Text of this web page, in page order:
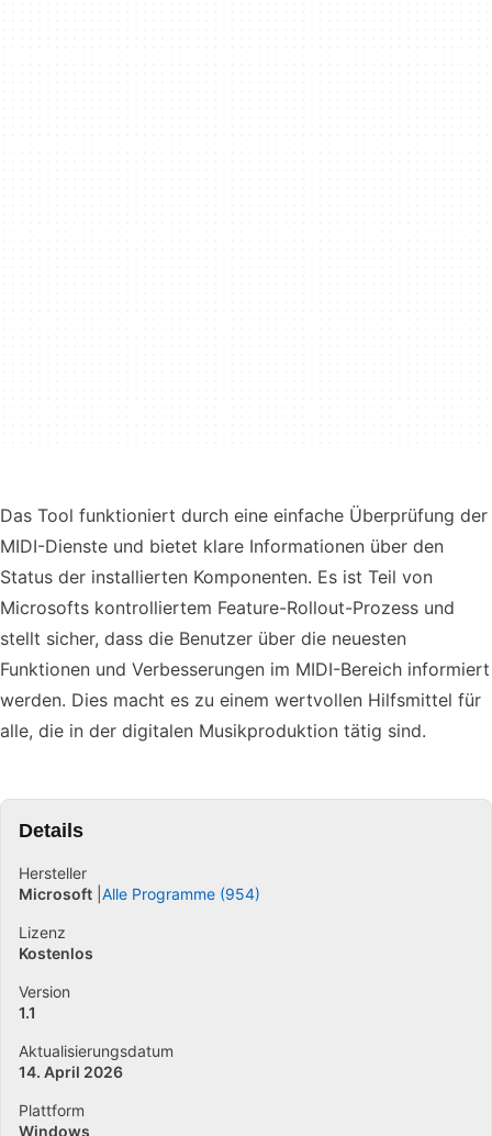
Das Tool funktioniert durch eine einfache Überprüfung der
MIDI-Dienste und bietet klare Informationen über den
Status der installierten Komponenten. Es ist Teil von
Microsofts kontrolliertem Feature-Rollout-Prozess und
stellt sicher, dass die Benutzer über die neuesten
Funktionen und Verbesserungen im MIDI-Bereich informiert
werden. Dies macht es zu einem wertvollen Hilfsmittel für
alle, die in der digitalen Musikproduktion tätig sind.
Details
Hersteller
Microsoft Alle Programme (954)
Lizenz
Kostenlos
Version
1.1
Aktualisierungsdatum
14. April 2026
Plattform
Windows